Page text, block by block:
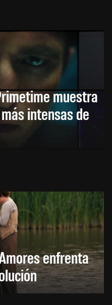
muestra
intensas de
enfrenta